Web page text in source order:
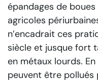
épandages de
agricoles
n’encadrait ces
siècle et jusque fort
en métaux lourds.
peuvent être pollués